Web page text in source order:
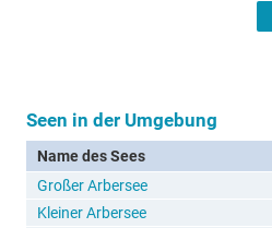
Seen in der Umgebung
Name des Sees
Großer Arbersee
Kleiner Arbersee